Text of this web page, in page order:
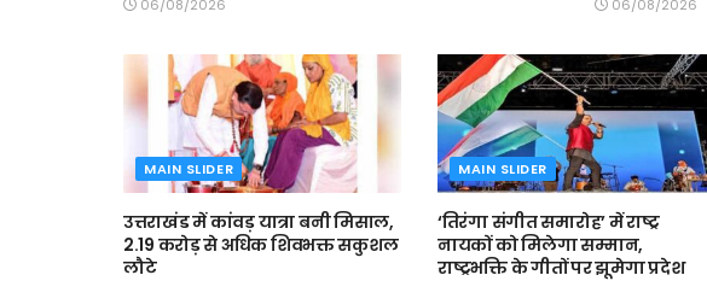
06/08/2026 06/08/2026
MAIN SLIDER
उत्तराखंड में कांवड़ यात्रा बनी मिसाल,
2.19 करोड़ से अधिक शिवभक्त सकुशल
लौटे
MAIN SLIDER
‘तिरंगा संगीत समारोह’ में राष्ट्र
नायकों को मिलेगा सम्मान,
राष्ट्रभक्ति के गीतों पर झूमेगा प्रदेश